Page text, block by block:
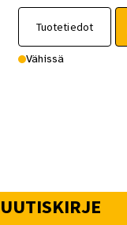
Tuotetiedot
Vähissä
UUTISKIRJE